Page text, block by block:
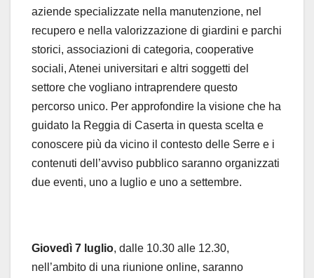
aziende specializzate nella manutenzione, nel
recupero e nella valorizzazione di giardini e parchi
storici, associazioni di categoria, cooperative
sociali, Atenei universitari e altri soggetti del
settore che vogliano intraprendere questo
percorso unico. Per approfondire la visione che ha
guidato la Reggia di Caserta in questa scelta e
conoscere più da vicino il contesto delle Serre e i
contenuti dell’avviso pubblico saranno organizzati
due eventi, uno a luglio e uno a settembre.
Giovedì 7 luglio, dalle 10.30 alle 12.30,
nell’ambito di una riunione online, saranno